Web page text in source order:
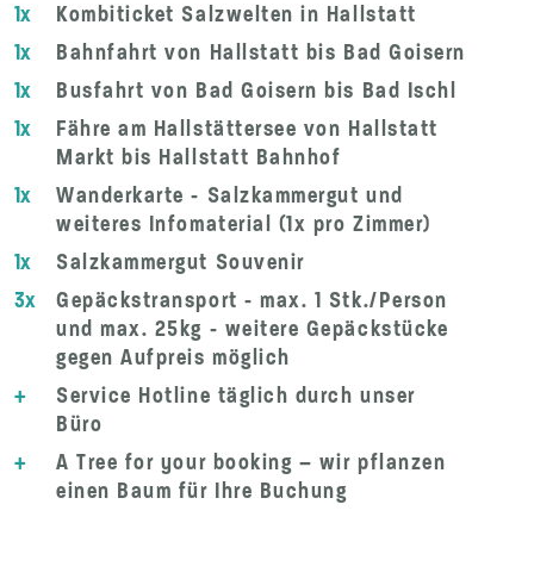
1x
Kombiticket Salzwelten in Hallstatt
1x
Bahnfahrt von Hallstatt bis Bad Goisern
1x
Busfahrt von Bad Goisern bis Bad Ischl
1x
Fähre am Hallstättersee von Hallstatt
Markt bis Hallstatt Bahnhof
1x
Wanderkarte - Salzkammergut und
weiteres Infomaterial (1x pro Zimmer)
1x
Salzkammergut Souvenir
3x
Gepäckstransport - max. 1 Stk./Person
und max. 25kg - weitere Gepäckstücke
gegen Aufpreis möglich
+
Service Hotline täglich durch unser
Büro
+
A Tree for your booking – wir pflanzen
einen Baum für Ihre Buchung